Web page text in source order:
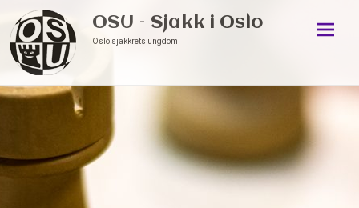
OSU – Sjakk i Oslo
Oslo sjakkrets ungdom